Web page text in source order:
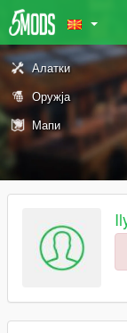
Алатки
Оружја
Мапи